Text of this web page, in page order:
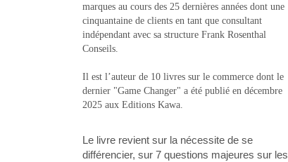
marques au cours des 25 dernières années dont une
cinquantaine de clients en tant que consultant
indépendant avec sa structure Frank Rosenthal
Conseils.
Il est l’auteur de 10 livres sur le commerce dont le
dernier "Game Changer" a été publié en décembre
2025 aux Editions Kawa.
Le livre revient sur la nécessite de se
différencier, sur 7 questions majeures sur les